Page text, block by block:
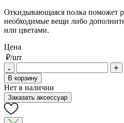
Откидывающаяся полка поможет
необходимые вещи либо
или цветами.
Цена
₽/шт
В корзину
Нет в наличии
Заказать аксессуар